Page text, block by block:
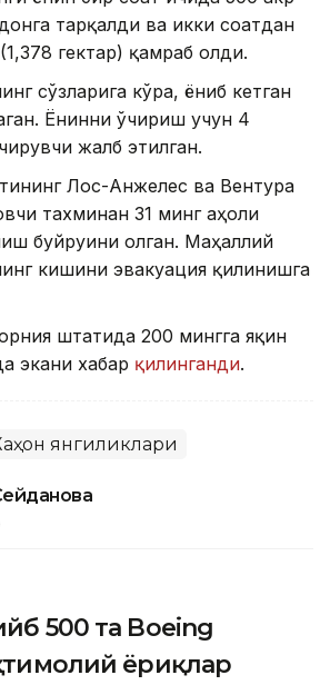
тарқалди ва икки соатдан
гектар) қамраб олди.
сўзларига кўра, ёниб кетган
Ёнғинни ўчириш учун 4
жалб этилган.
Лос-Анжелес ва Вентура
тахминан 31 минг аҳоли
буйруғини олган. Маҳаллий
кишини эвакуация қилинишга
штатида 200 мингга яқин
экани хабар қилинганди.
янгиликлари
500 та Boeing
ёриқлар